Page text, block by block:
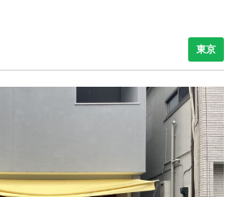
東京